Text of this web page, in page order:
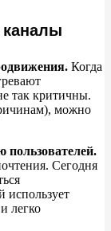
Когда
так критичны.
можно
пользователей.
Сегодня
использует
легко